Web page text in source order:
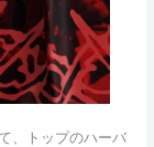
、トップのハーバ